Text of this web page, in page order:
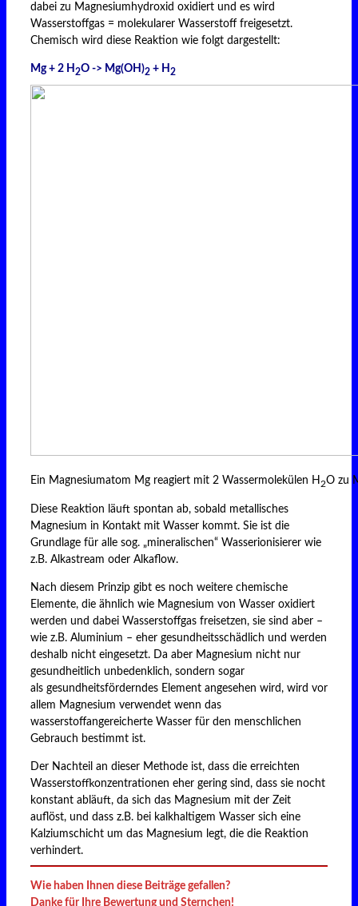
dabei zu Magnesiumhydroxid oxidiert und es wird
Wasserstoffgas = molekularer Wasserstoff freigesetzt.
Chemisch wird diese Reaktion wie folgt dargestellt:
Mg + 2 H 2O -> Mg(OH)2 + H 2
Ein Magnesiumatom Mg reagiert mit 2 Wassermolekülen H 2O zu
Diese Reaktion läuft spontan ab, sobald metallisches
Magnesium in Kontakt mit Wasser kommt. Sie ist die
Grundlage für alle sog. „mineralischen“ Wasserionisierer wie
z.B. Alkastream oder Alkaflow.
Nach diesem Prinzip gibt es noch weitere chemische
Elemente, die ähnlich wie Magnesium von Wasser oxidiert
werden und dabei Wasserstoffgas freisetzen, sie sind aber –
wie z.B. Aluminium – eher gesundheitsschädlich und werden
deshalb nicht eingesetzt. Da aber Magnesium nicht nur
gesundheitlich unbedenklich, sondern sogar
als gesundheitsförderndes Element angesehen wird, wird vor
allem Magnesium verwendet wenn das
wasserstoffangereicherte Wasser für den menschlichen
Gebrauch bestimmt ist.
Der Nachteil an dieser Methode ist, dass die erreichten
Wasserstoffkonzentrationen eher gering sind, dass sie nocht
konstant abläuft, da sich das Magnesium mit der Zeit
auflöst, und dass z.B. bei kalkhaltigem Wasser sich eine
Kalziumschicht um das Magnesium legt, die die Reaktion
verhindert.
Wie haben Ihnen diese Beiträge gefallen?
Danke für Ihre Bewertung und Sternchen!